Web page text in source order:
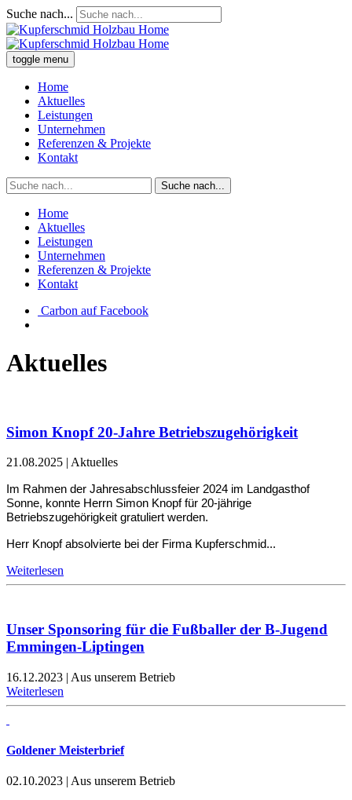
Suche nach...
toggle menu
Home
Aktuelles
Leistungen
Unternehmen
Referenzen & Projekte
Kontakt
Suche nach...
Home
Aktuelles
Leistungen
Unternehmen
Referenzen & Projekte
Kontakt
Carbon auf Facebook
Aktuelles
Simon Knopf 20-Jahre Betriebszugehörigkeit
21.08.2025 | Aktuelles
Im Rahmen der Jahresabschlussfeier 2024 im Landgasthof
Sonne, konnte Herrn Simon Knopf für 20-jährige
Betriebszugehörigkeit gratuliert werden.
Herr Knopf absolvierte bei der Firma Kupferschmid...
Weiterlesen
Unser Sponsoring für die Fußballer der B-Jugend
Emmingen-Liptingen
16.12.2023 | Aus unserem Betrieb
Weiterlesen
Goldener Meisterbrief
02.10.2023 | Aus unserem Betrieb